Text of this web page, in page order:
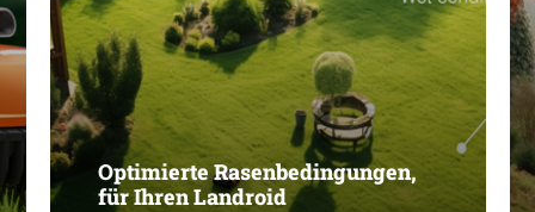
Optimierte Rasenbedingungen,
für Ihren Landroid